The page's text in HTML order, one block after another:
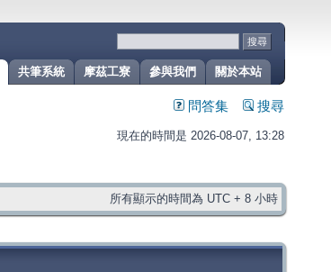
關於本站
參與我們
摩茲工寮
共筆系統
問答集 搜尋
現在的時間是 2026-08-07, 13:28
所有顯示的時間為 UTC + 8 小時